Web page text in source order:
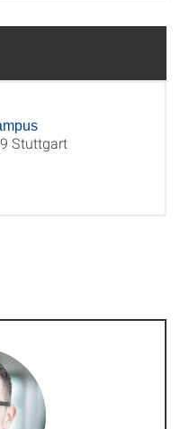
Stuttgart